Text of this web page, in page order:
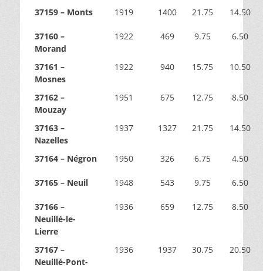
37159 – Monts 1919 1400 21.75 14.50
37160 –
Morand
1922 469 9.75 6.50
37161 –
Mosnes
1922 940 15.75 10.50
37162 –
Mouzay
1951 675 12.75 8.50
37163 –
Nazelles
1937 1327 21.75 14.50
37164 – Négron 1950 326 6.75 4.50
37165 – Neuil 1948 543 9.75 6.50
37166 –
Neuillé-le-
Lierre
1936 659 12.75 8.50
37167 –
Neuillé-Pont-
1936 1937 30.75 20.50